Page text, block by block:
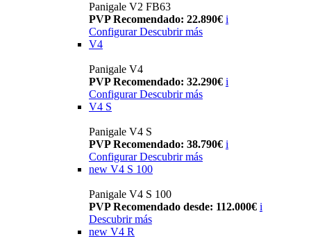
Panigale V2 FB63
PVP Recomendado: 22.890€ i
Configurar Descubrir más
V4
Panigale V4
PVP Recomendado: 32.290€ i
Configurar Descubrir más
V4 S
Panigale V4 S
PVP Recomendado: 38.790€ i
Configurar Descubrir más
new V4 S 100
Panigale V4 S 100
PVP Recomendado desde: 112.000€ i
Descubrir más
new V4 R